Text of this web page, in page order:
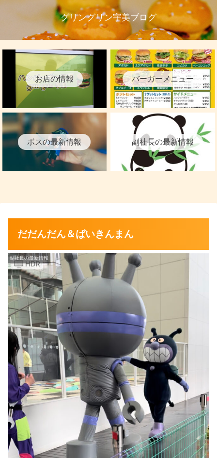
グリングリン宇美ブログ
お店の情報 バーガーメニュー
ボスの最新情報 副社長の最新情報
だだんだん＆ばいきんまん
副社長の最新情報